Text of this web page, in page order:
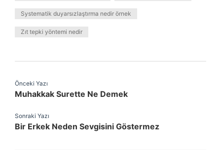
Systematik duyarsızlaştırma nedir örnek
Zıt tepki yöntemi nedir
Önceki Yazı
Muhakkak Surette Ne Demek
Sonraki Yazı
Bir Erkek Neden Sevgisini Göstermez